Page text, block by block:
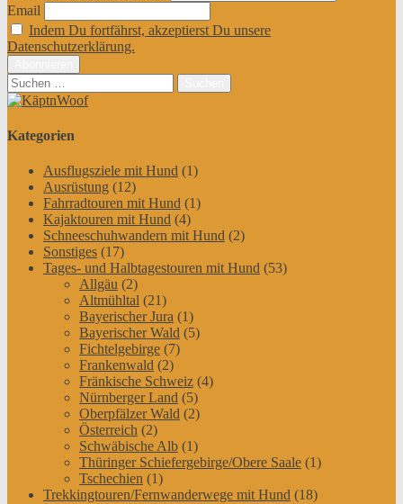
Email
Indem Du fortfährst, akzeptierst Du unsere
Datenschutzerklärung.
Suchen
nach:
Kategorien
Ausflugsziele mit Hund (1)
Ausrüstung (12)
Fahrradtouren mit Hund (1)
Kajaktouren mit Hund (4)
Schneeschuhwandern mit Hund (2)
Sonstiges (17)
Tages- und Halbtagestouren mit Hund (53)
Allgäu (2)
Altmühltal (21)
Bayerischer Jura (1)
Bayerischer Wald (5)
Fichtelgebirge (7)
Frankenwald (2)
Fränkische Schweiz (4)
Nürnberger Land (5)
Oberpfälzer Wald (2)
Österreich (2)
Schwäbische Alb (1)
Thüringer Schiefergebirge/Obere Saale (1)
Tschechien (1)
Trekkingtouren/Fernwanderwege mit Hund (18)